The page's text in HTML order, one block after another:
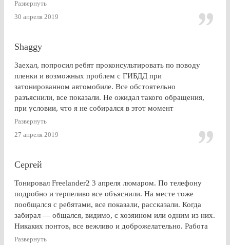
Развернуть
30 апреля 2019
Shaggy
Заехал, попросил ребят проконсультировать по поводу
пленки и возможных проблем с ГИБДД при
затонированном автомобиле. Все обстоятельно
разъяснили, все показали. Не ожидал такого обращения,
при условии, что я не собирался в этот момент
тонироваться. для сравнения заехал на Оставшковское
дешевле. в очередной раз убедился (хорошо, что не на
решил, что буду тонироваться
Развернуть
27 апреля 2019
Сергей
Тонировал Freelander2 3 апреля люмаром. По телефону
подробно и терпеливо все объяснили. На месте тоже
пообщался с ребятами, все показали, рассказали. Когда
забирал — общался, видимо, с хозяином или одним из них.
Никаких понтов, все вежливо и доброжелательно. Работа
сделана очень качественно, пленка лежит до самой кромки
Развернуть